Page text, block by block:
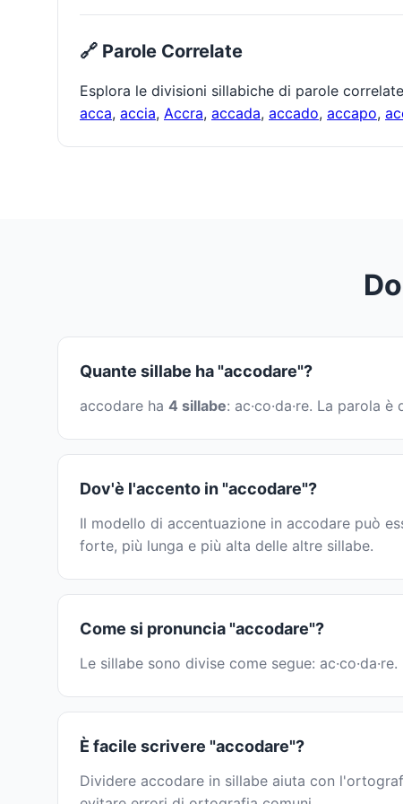
🔗 Parole Correlate
Esplora le divisioni sillabiche di parole
acca, accia, Accra, accada, accado, accapo,
Quante sillabe ha "accodare"?
accodare ha 4 sillabe: ac·co·da·re. La parola
Dov'è l'accento in "accodare"?
Il modello di accentuazione in accodare può
forte, più lunga e più alta delle altre sillabe.
Come si pronuncia "accodare"?
Le sillabe sono divise come segue:
È facile scrivere "accodare"?
Dividere accodare in sillabe aiuta con